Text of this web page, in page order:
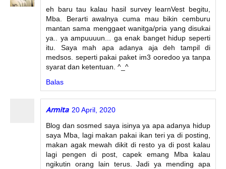
eh baru tau kalau hasil survey learnVest begitu,
Mba. Berarti awalnya cuma mau bikin cemburu
mantan sama menggaet wanitga/pria yang disukai
ya.. ya ampuuuun... ga enak banget hidup seperti
itu. Saya mah apa adanya aja deh tampil di
medsos. seperti pakai paket im3 ooredoo ya tanpa
syarat dan ketentuan. ^_^
Balas
Armita 20 April, 2020
Blog dan sosmed saya isinya ya apa adanya hidup
saya Mba, lagi makan pakai ikan teri ya di posting,
makan agak mewah dikit di resto ya di post kalau
lagi pengen di post, capek emang Mba kalau
ngikutin orang lain terus. Jadi ya mending apa